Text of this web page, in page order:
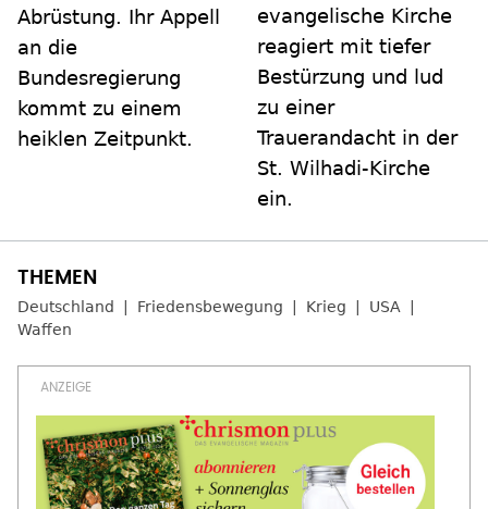
Abrüstung. Ihr Appell
an die
Bundesregierung
kommt zu einem
heiklen Zeitpunkt.
evangelische Kirche
reagiert mit tiefer
Bestürzung und lud
zu einer
Trauerandacht in der
St. Wilhadi-Kirche
ein.
Deutschland Friedensbewegung Krieg
USA
Waffen